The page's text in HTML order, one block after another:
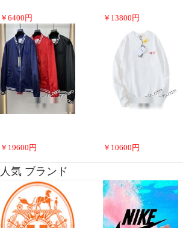
￥ 6400 円 ￥ 13800 円
￥ 19600 円 ￥ 10600 円
人気 ブランド